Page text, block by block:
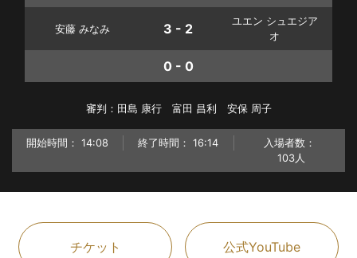
安藤 みなみ 3 - 2
ユエン シュエジア
オ
0 - 0
審判：田島 康行 富田 昌利 安保 周子
開始時間： 14:08 終了時間： 16:14
入場者数：
103人
チケット 公式YouTube